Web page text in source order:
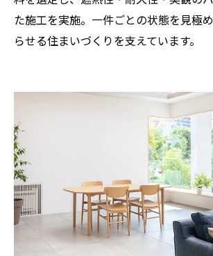
た施工を実施。一件ごとの状態を見極
らせる住まいづくりを支えています。
お気軽にご相談ください